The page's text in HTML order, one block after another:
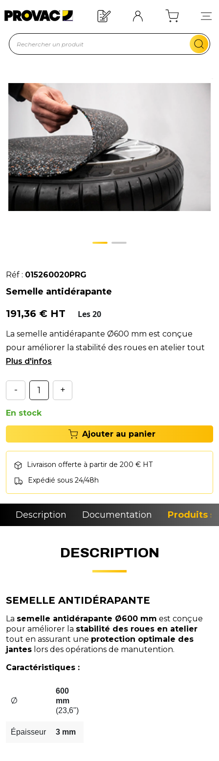
Offre de bienvenue : 20€
En savoir plus
Réf : 015260020PRG
Semelle antidérapante
191,36 € HT Les 20
La semelle antidérapante Ø600 mm est conçue
pour améliorer la stabilité des roues en atelier tout
en assurant une protection optimale des jantes lors
- +
En stock
Ajouter au panier
Livraison offerte à partir de 200 € HT
Expédié sous 24/48h
Description Documentation Produits
DESCRIPTION
SEMELLE ANTIDÉRAPANTE
La semelle antidérapante Ø600 mm est conçue
pour améliorer la stabilité des roues en atelier
tout en assurant une protection optimale des
jantes lors des opérations de manutention.
Caractéristiques :
Ø
600
mm
(23,6")
Épaisseur 3 mm